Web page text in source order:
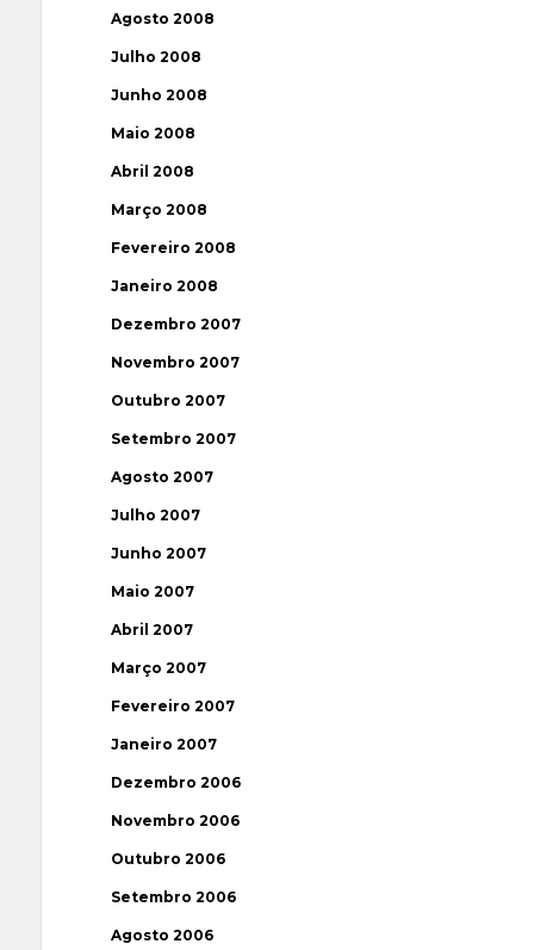
Agosto 2008
Julho 2008
Junho 2008
Maio 2008
Abril 2008
Março 2008
Fevereiro 2008
Janeiro 2008
Dezembro 2007
Novembro 2007
Outubro 2007
Setembro 2007
Agosto 2007
Julho 2007
Junho 2007
Maio 2007
Abril 2007
Março 2007
Fevereiro 2007
Janeiro 2007
Dezembro 2006
Novembro 2006
Outubro 2006
Setembro 2006
Agosto 2006